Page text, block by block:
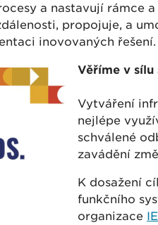
a nastavují rámce
propojuje, a
inovovaných řešení.
Věříme v sílu
Vytváření
nejlépe
schválené
zavádění
K dosažení
funkčního
organizace